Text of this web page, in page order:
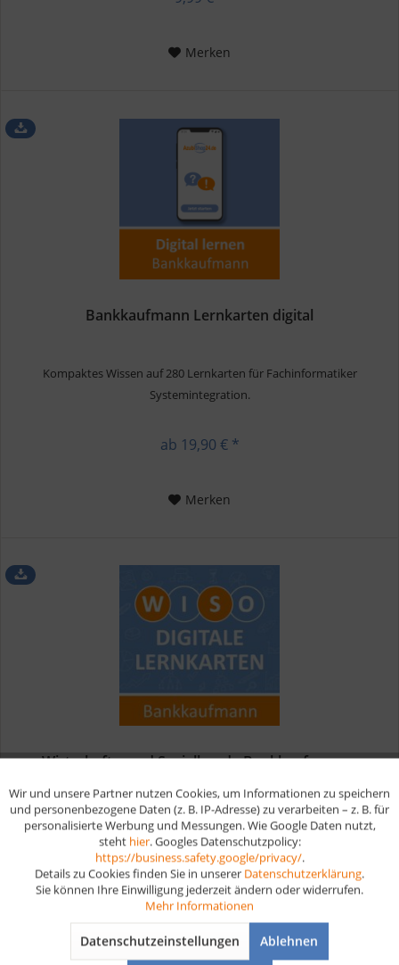
Merken
Bankkaufmann Lernkarten digital
Kompaktes Wissen auf 280 Lernkarten für Fachinformatiker
Systemintegration.
ab 19,90 € *
Merken
Wirtschafts- und Sozialkunde Bankkaufmann...
Digitale Lernkarten für das Prüfungsfach Wirtschafts- und
Sozialkunde (WISO) In deiner WISO Prüfung musst du dein
Wissen in dem Bereich Wirtschafts- und Sozialkunde unter
Beweis stellen. Du wirst Fragen zu Themen wie
Betriebswirtschaft,...
ab 19,90 € *
Merken
Funktionale Aktiv
Aktiv
Aktiv
Wir und unsere Partner nutzen Cookies, um Informationen zu speichern
und personenbezogene Daten (z. B. IP-Adresse) zu verarbeiten – z. B. für
personalisierte Werbung und Messungen. Wie Google Daten nutzt,
steht hier. Googles Datenschutzpolicy:
https://business.safety.google/privacy/.
Details zu Cookies finden Sie in unserer Datenschutzerklärung.
Sie können Ihre Einwilligung jederzeit ändern oder widerrufen.
Mehr Informationen
Datenschutzeinstellungen Ablehnen